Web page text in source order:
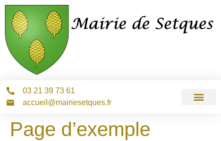
03 21 39 73 61
accueil@mairiesetques.fr
Page d’exemple